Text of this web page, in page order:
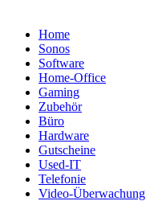
Home
Sonos
Software
Home-Office
Gaming
Zubehör
Büro
Hardware
Gutscheine
Used-IT
Telefonie
Video-Überwachung